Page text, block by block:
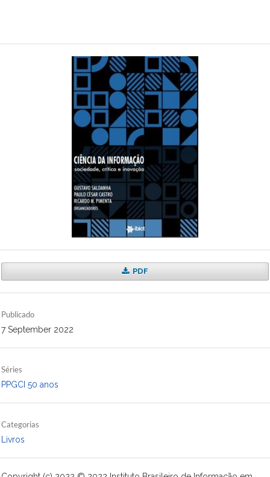
PDF
Publicado
7 September 2022
Séries
PPGCI 50 anos
Categorias
Livros